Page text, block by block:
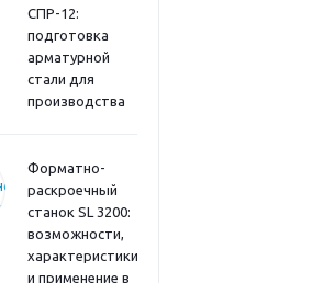
СПР-12:
подготовка
арматурной
стали для
производства
Форматно-
раскроечный
станок SL 3200:
возможности,
характеристики
и применение в